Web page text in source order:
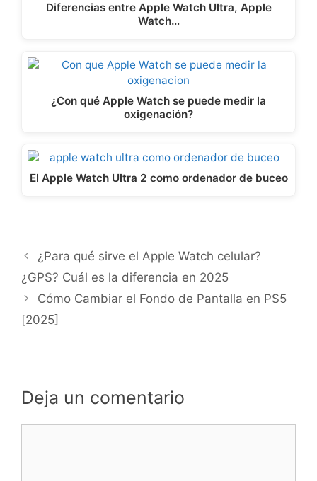
Diferencias entre Apple Watch Ultra, Apple
Watch…
¿Con qué Apple Watch se puede medir la
oxigenación?
El Apple Watch Ultra 2 como ordenador de buceo
¿Para qué sirve el Apple Watch celular?
¿GPS? Cuál es la diferencia en 2025
Cómo Cambiar el Fondo de Pantalla en PS5
[2025]
Deja un comentario